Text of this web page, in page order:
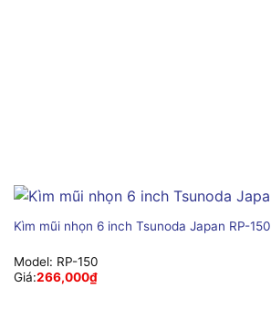
Kìm mũi nhọn 6 inch Tsunoda Japan RP-150
Model: RP-150
Giá:266,000₫